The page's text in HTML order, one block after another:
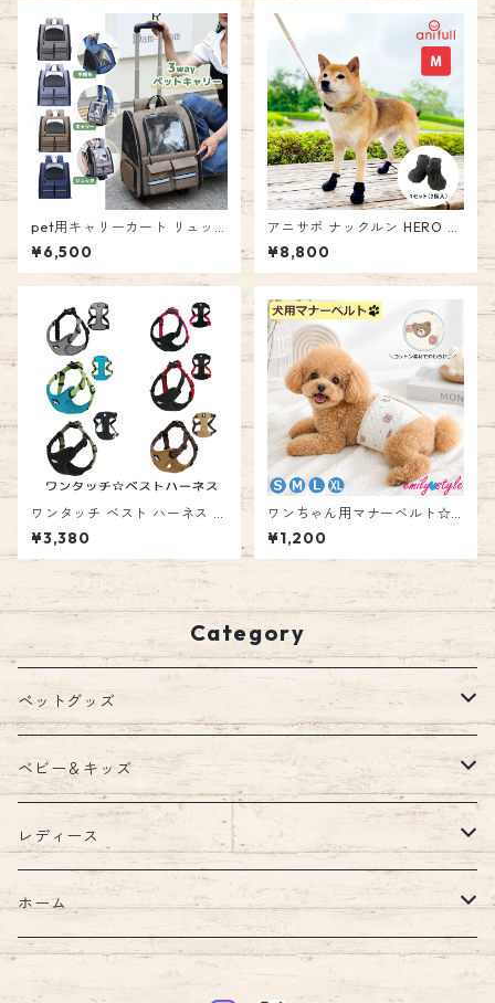
荷物受取 ぷにぷに 猫 肉球 新
品 エミリースタイル emilysty
le
pet用キャリーカート リュッ
ク キャリーバッグ リュックキ
ャリー ペットキャリー キャス
ター付き 犬 猫 ペット 防災 防
お散歩 犬猫兼用 カート 折りた
たみ 3way バッグ 動物 エミリ
ースタイル emilystyle 120
¥6,500
アニサポ ナックルン HERO M
サイズ 2本入 左右兼用 前後兼
用 アニフル 日本製 犬用 シュ
ーズ 犬用品 足 サポーター 指
擦る 跛行 引きずる 介護 M ナ
ックリング 面ファスナー ドッ
グシューズ ペット ドッグ ペッ
トシューズ 靴 お散歩 2足入り
¥8,800
ワンタッチ ベスト ハーネス 胴
輪 犬 お散歩 TRUELOVE 3M反
射 ペット 柔らか素材 ナイロン
製 小型犬 中型犬 大型犬 ベス
トハーネス 送料無料 エミリー
スタイル emilystyle
¥3,380
ワンちゃん用マナーベルト☆
マナーウェア 男の子 ストレッ
チ マナーパッド マナーバンド
マーキング防止対策 しつけ ト
イレ失敗 介護用 ペット emily
style
¥1,200
Category
ペットグッズ
ウェア
ウェア
首輪
ハーネス・リード
ベビー＆キッズ
キッズルーム
ブランケット
汗取りパッド・ガーゼ
レディース
バッグ
ホーム